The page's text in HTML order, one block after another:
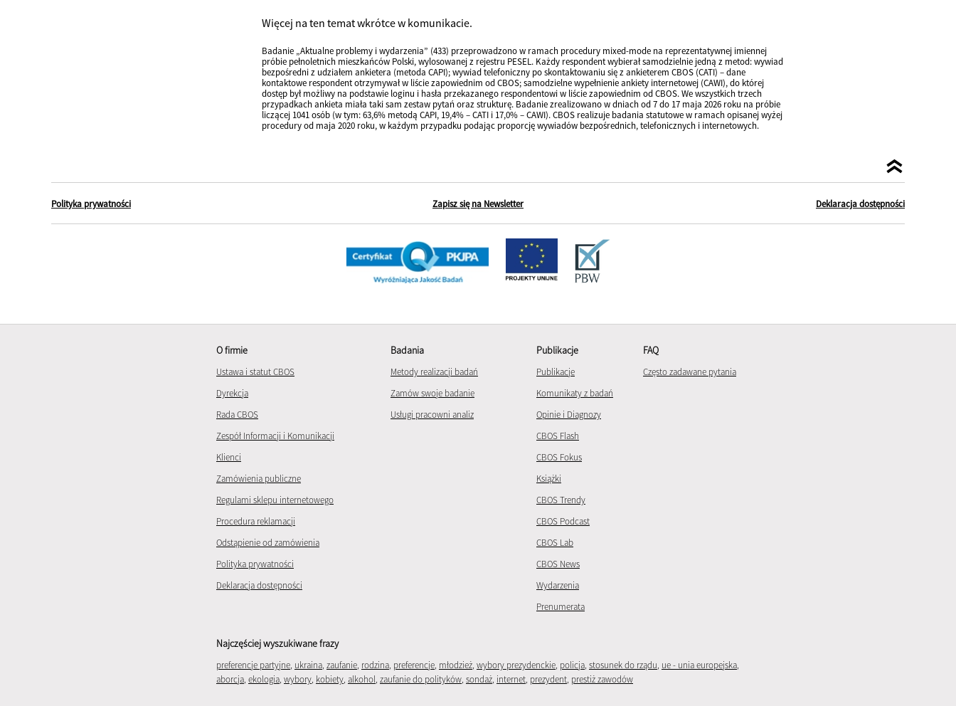
Więcej na ten temat wkrótce w komunikacie.
Badanie „Aktualne problemy i wydarzenia” (433) przeprowadzono w ramach procedury mixed-mode na reprezentatywnej imiennej
próbie pełnoletnich mieszkańców Polski, wylosowanej z rejestru PESEL. Każdy respondent wybierał samodzielnie jedną z metod: wywiad
bezpośredni z udziałem ankietera (metoda CAPI); wywiad telefoniczny po skontaktowaniu się z ankieterem CBOS (CATI) – dane
kontaktowe respondent otrzymywał w liście zapowiednim od CBOS; samodzielne wypełnienie ankiety internetowej (CAWI), do której
dostęp był możliwy na podstawie loginu i hasła przekazanego respondentowi w liście zapowiednim od CBOS. We wszystkich trzech
przypadkach ankieta miała taki sam zestaw pytań oraz strukturę. Badanie zrealizowano w dniach od 7 do 17 maja 2026 roku na próbie
liczącej 1041 osób (w tym: 63,6% metodą CAPI, 19,4% – CATI i 17,0% – CAWI). CBOS realizuje badania statutowe w ramach opisanej wyżej
procedury od maja 2020 roku, w każdym przypadku podając proporcję wywiadów bezpośrednich, telefonicznych i internetowych.
Polityka prywatności Zapisz się na Newsletter Deklaracja dostępności
O firmie
Ustawa i statut CBOS
Dyrekcja
Rada CBOS
Zespół Informacji i Komunikacji
Klienci
Zamówienia publiczne
Regulami sklepu internetowego
Procedura reklamacji
Odstąpienie od zamówienia
Polityka prywatności
Deklaracja dostępności
Badania
Metody realizacji badań
Zamów swoje badanie
Usługi pracowni analiz
Publikacje
Publikacje
Komunikaty z badań
Opinie i Diagnozy
CBOS Flash
CBOS Fokus
Książki
CBOS Trendy
CBOS Podcast
CBOS Lab
CBOS News
Wydarzenia
Prenumerata
FAQ
Często zadawane pytania
Najczęściej wyszukiwane frazy
preferencje partyjne, ukraina, zaufanie, rodzina, preferencje, młodzież, wybory prezydenckie, policja, stosunek do rządu, ue - unia europejska,
aborcja, ekologia, wybory, kobiety, alkohol, zaufanie do polityków, sondaż, internet, prezydent, prestiż zawodów